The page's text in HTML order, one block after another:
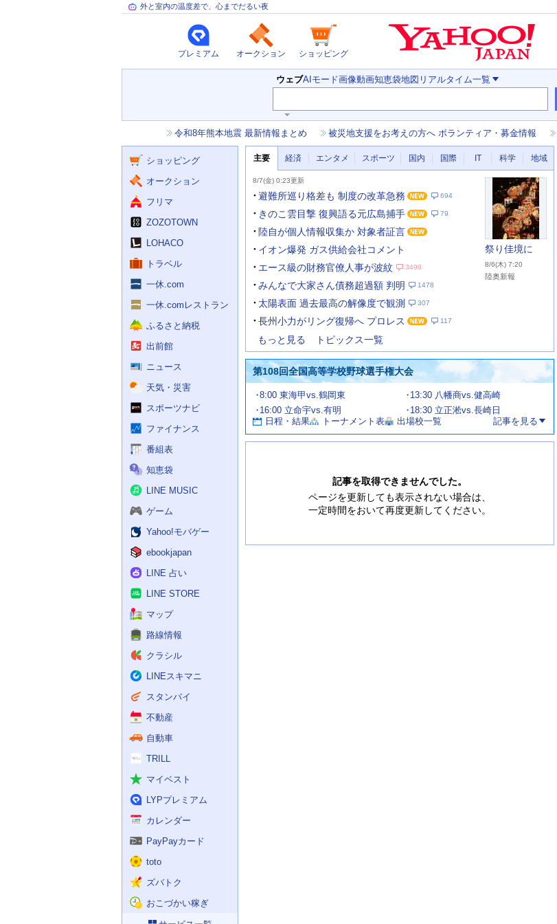
外と室内の温度差で、心までだるい夜
プレミアム オークション ショッピング
検
索
ウェブAIモード画像動画知恵袋地図 リアルタイム一覧
ワ
ー
力
補
助
を
開
く
せ
令和8年熊本地震 最新情報まとめ 被災地支援をお考えの方へ ボランティア・募金情報
ビ
ショッピング
オークション
フリマ
ZOZOTOWN
LOHACO
トラベル
一休.com
一休.comレストラン
ふるさと納税
出前館
ニュース
天気・災害
スポーツナビ
ファイナンス
番組表
知恵袋
LINE MUSIC
ゲーム
Yahoo!モバゲー
ebookjapan
LINE 占い
LINE STORE
マップ
路線情報
クラシル
LINEスキマニ
スタンバイ
不動産
自動車
TRILL
マイベスト
LYPプレミアム
カレンダー
PayPayカード
toto
ズバトク
おこづかい稼ぎ
ュ
ス
主要 経済 エンタメ スポーツ 国内 国際 IT 科学 地域
要
ニ
ー
8/7(金) 0:23更新
避難所巡り格差も 制度の改革急務 694
きのこ雲目撃 復興語る元広島捕手 79
陸自が個人情報収集か 対象者証言
イオン爆発 ガス供給会社コメント
エース級の財務官僚人事が波紋
3498
みんなで大家さん債務超過額 判明 1478
太陽表面 過去最高の解像度で観測 307
長州小力がリング復帰へ プロレス 117
祭り佳境に
8/6(木) 7:20
陸奥新報
もっと見る トピックス一覧
第108回全国高等学校野球選手権大会
試
合
情
報
8:00 東海甲vs.鶴岡東
13:30 八幡商vs.健高崎
16:00 立命宇vs.有明
18:30 立正淞vs.長崎日
日程・結果
トーナメント表 出場校一覧 記事を見る
お
す
記事を取得できませんでした。
ページを更新しても表示されない場合は、
一定時間をおいて再度更新してください。